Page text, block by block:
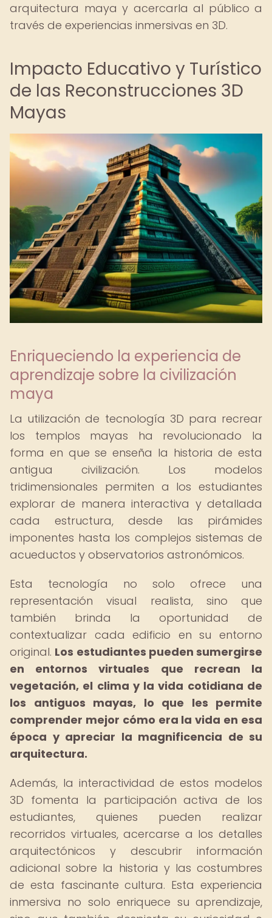
arquitectura maya y acercarla al público a
través de experiencias inmersivas en 3D.
Impacto Educativo y Turístico
de las Reconstrucciones 3D
Mayas
Enriqueciendo la experiencia de
aprendizaje sobre la civilización
maya
La utilización de tecnología 3D para recrear
los templos mayas ha revolucionado la
forma en que se enseña la historia de esta
antigua civilización. Los modelos
tridimensionales permiten a los estudiantes
explorar de manera interactiva y detallada
cada estructura, desde las pirámides
imponentes hasta los complejos sistemas de
acueductos y observatorios astronómicos.
Esta tecnología no solo ofrece una
representación visual realista, sino que
también brinda la oportunidad de
contextualizar cada edificio en su entorno
original. Los estudiantes pueden sumergirse
en entornos virtuales que recrean la
vegetación, el clima y la vida cotidiana de
los antiguos mayas, lo que les permite
comprender mejor cómo era la vida en esa
época y apreciar la magnificencia de su
arquitectura.
Además, la interactividad de estos modelos
3D fomenta la participación activa de los
estudiantes, quienes pueden realizar
recorridos virtuales, acercarse a los detalles
arquitectónicos y descubrir información
adicional sobre la historia y las costumbres
de esta fascinante cultura. Esta experiencia
inmersiva no solo enriquece su aprendizaje,